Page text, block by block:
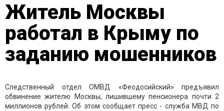
Житель Москвы
работал в Крыму по
заданию мошенников
Следственный отдел ОМВД «Феодосийский» предъявил
обвинение жителю Москвы, лишившему пенсионера почти 2
миллионов рублей. Об этом сообщает пресс - служба МВД по